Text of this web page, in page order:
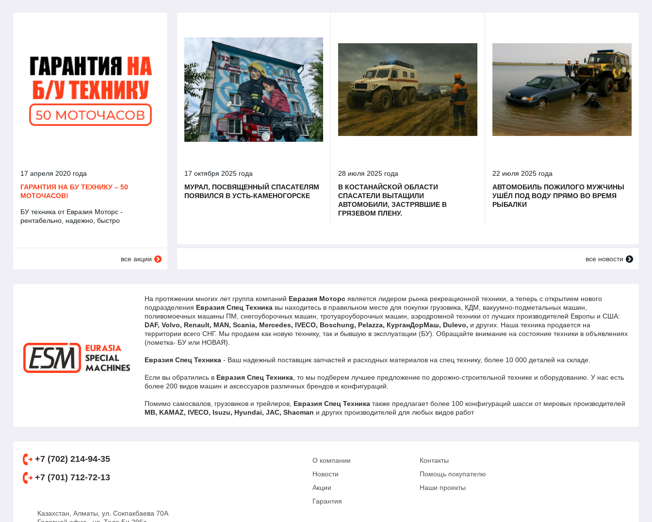
17 апреля 2020 года
ГАРАНТИЯ НА БУ ТЕХНИКУ – 50
МОТОЧАСОВ!
БУ техника от Евразия Моторс -
рентабельно, надежно, быстро
все акции
17 октября 2025 года
МУРАЛ, ПОСВЯЩЕННЫЙ СПАСАТЕЛЯМ
ПОЯВИЛСЯ В УСТЬ-КАМЕНОГОРСКЕ
28 июля 2025 года
В КОСТАНАЙСКОЙ ОБЛАСТИ
СПАСАТЕЛИ ВЫТАЩИЛИ
АВТОМОБИЛИ, ЗАСТРЯВШИЕ В
ГРЯЗЕВОМ ПЛЕНУ.
22 июля 2025 года
АВТОМОБИЛЬ ПОЖИЛОГО МУЖЧИНЫ
УШЁЛ ПОД ВОДУ ПРЯМО ВО ВРЕМЯ
РЫБАЛКИ
все новости
На протяжении многих лет группа компаний Евразия Моторс является лидером рынка рекреационной техники, а теперь с открытием нового
подразделения Евразия Спец Техника вы находитесь в правильном месте для покупки грузовика, КДМ, вакуумно-подметальных машин,
поливомоечных машины ПМ, снегоуборочных машин, тротуароуборочных машин, аэродромной техники от лучших производителей Европы и США:
DAF, Volvo, Renault, MAN, Scania, Mercedes, IVECO, Boschung, Pelazza, КурганДорМаш, Dulevo, и других. Наша техника продается на
территории всего СНГ. Мы продаем как новую технику, так и бывшую в эксплуатации (БУ). Обращайте внимание на состояние техники в объявлениях
(пометка- БУ или НОВАЯ).
Евразия Спец Техника - Ваш надежный поставщик запчастей и расходных материалов на спец технику, более 10 000 деталей на складе.
Если вы обратились в Евразия Спец Техника, то мы подберем лучшее предложение по дорожно-строительной технике и оборудованию. У нас есть
более 200 видов машин и аксессуаров различных брендов и конфигураций.
Помимо самосвалов, грузовиков и трейлеров, Евразия Спец Техника также предлагает более 100 конфигураций шасси от мировых производителей
MB, KAMAZ, IVECO, Isuzu, Hyundai, JAC, Shacman и других производителей для любых видов работ
+7 (702) 214-94-35
+7 (701) 712-72-13
Казахстан, Алматы, ул. Сокпакбаева 70А
О компании
Новости
Акции
Гарантия
Контакты
Помощь покупателю
Наши проекты